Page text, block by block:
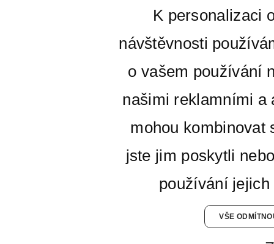
K personalizaci
návštěvnosti
o vašem používání
našimi reklamními a
mohou kombinovat
jste jim poskytli
používání
VŠE